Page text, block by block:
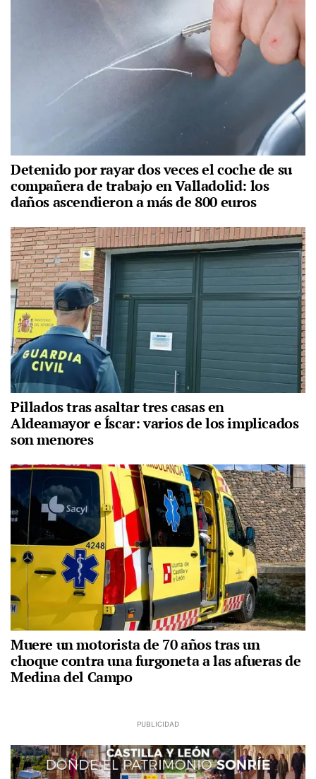
Detenido por rayar dos veces el coche de su
compañera de trabajo en Valladolid: los
daños ascendieron a más de 800 euros
Pillados tras asaltar tres casas en
Aldeamayor e Íscar: varios de los implicados
son menores
Muere un motorista de 70 años tras un
choque contra una furgoneta a las afueras de
Medina del Campo